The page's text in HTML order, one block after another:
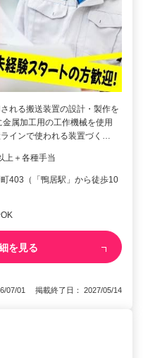
れる搬送装置の設計・製作を
属加工用の工作機械を使用
インで使われる装置づく…
上＋各種手当
403（「鴨居駅」から徒歩10
を見る
07/01 掲載終了日： 2027/05/14